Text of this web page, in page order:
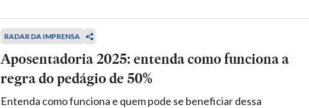
RADAR DA IMPRENSA
Aposentadoria 2025: entenda como funciona a
regra do pedágio de 50%
Entenda como funciona e quem pode se beneficiar dessa